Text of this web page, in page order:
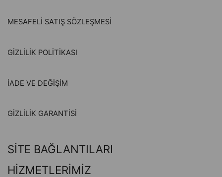
MESAFELİ SATIŞ SÖZLEŞMESİ
GİZLİLİK POLİTİKASI
İADE VE DEĞİŞİM
GİZLİLİK GARANTİSİ
SİTE BAĞLANTILARI
HİZMETLERİMİZ